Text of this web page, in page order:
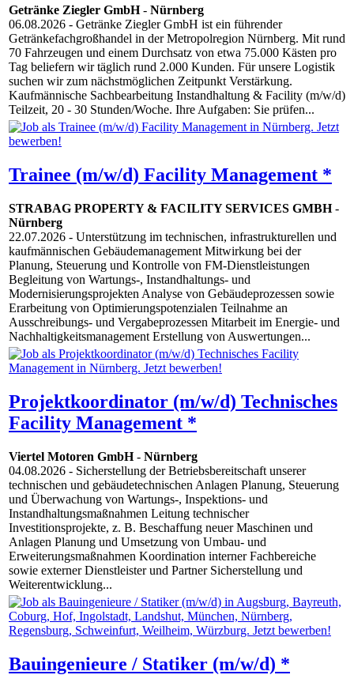
Getränke Ziegler GmbH- Nürnberg
06.08.2026 - Getränke Ziegler GmbH ist ein führender
Getränkefachgroßhandel in der Metropolregion Nürnberg. Mit rund
70 Fahrzeugen und einem Durchsatz von etwa 75.000 Kästen pro
Tag beliefern wir täglich rund 2.000 Kunden. Für unsere Logistik
suchen wir zum nächstmöglichen Zeitpunkt Verstärkung.
Kaufmännische Sachbearbeitung Instandhaltung & Facility (m/w/d)
Teilzeit, 20 - 30 Stunden/Woche. Ihre Aufgaben: Sie prüfen...
Trainee (m/w/d) Facility Management *
STRABAG PROPERTY & FACILITY SERVICES GMBH-
Nürnberg
22.07.2026 - Unterstützung im technischen, infrastrukturellen und
kaufmännischen Gebäudemanagement Mitwirkung bei der
Planung, Steuerung und Kontrolle von FM-Dienstleistungen
Begleitung von Wartungs-, Instandhaltungs- und
Modernisierungsprojekten Analyse von Gebäudeprozessen sowie
Erarbeitung von Optimierungspotenzialen Teilnahme an
Ausschreibungs- und Vergabeprozessen Mitarbeit im Energie- und
Nachhaltigkeitsmanagement Erstellung von Auswertungen...
Projektkoordinator (m/w/d) Technisches
Facility Management *
Viertel Motoren GmbH- Nürnberg
04.08.2026 - Sicherstellung der Betriebsbereitschaft unserer
technischen und gebäudetechnischen Anlagen Planung, Steuerung
und Überwachung von Wartungs-, Inspektions- und
Instandhaltungsmaßnahmen Leitung technischer
Investitionsprojekte, z. B. Beschaffung neuer Maschinen und
Anlagen Planung und Umsetzung von Umbau- und
Erweiterungsmaßnahmen Koordination interner Fachbereiche
sowie externer Dienstleister und Partner Sicherstellung und
Weiterentwicklung...
Bauingenieure / Statiker (m/w/d) *